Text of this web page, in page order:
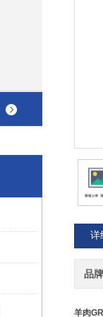
详
品牌
羊肉